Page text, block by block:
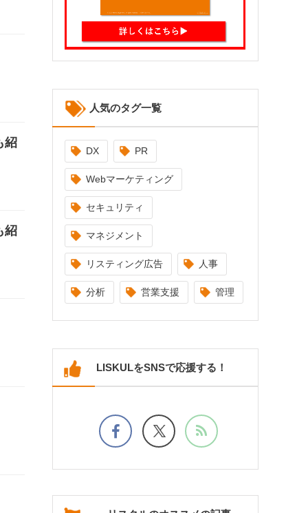
紹
紹
人気のタグ一覧
DX PR
Webマーケティング
セキュリティ
マネジメント
リスティング広告 人事
分析 営業支援 管理
LISKULをSNSで応援する！